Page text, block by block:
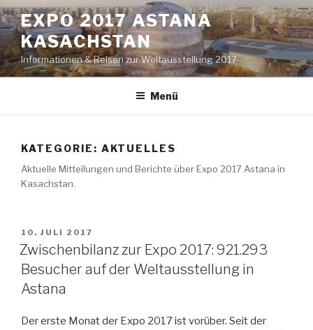
Zum
Inhalt
springen
EXPO 2017 ASTANA
KASACHSTAN
Informationen & Reisen zur Weltausstellung 2017
Menü
KATEGORIE: AKTUELLES
Aktuelle Mitteilungen und Berichte über Expo 2017 Astana in
Kasachstan.
VERÖFFENTLICHT
AM
10. JULI 2017
Zwischenbilanz zur Expo 2017: 921.293
Besucher auf der Weltausstellung in
Astana
Der erste Monat der Expo 2017 ist vorüber. Seit der